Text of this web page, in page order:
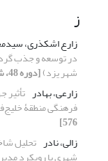
ز
زارع اشکذری،
در توسعه و جذب
شهر یزد)[دوره 48، شماره 3، 1395، صفحه 407-427]
زارعی، بهادر تأثیر
فرهنگی منطقۀ
576]
زالی، نادر تحلیل
شهری با رویکرد